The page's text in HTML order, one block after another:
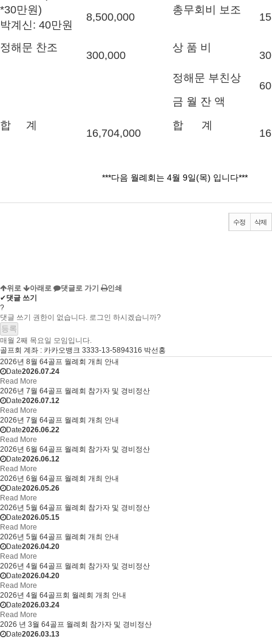
*30만원)
박계신: 40만원
8,500,000
총무회비 보조
정해문 찬조
300,000
상 품 비
정해문 부친상
금 월 잔 액
합 계
16,704,000
합 계
***다음 월례회는 4월 9일(목) 입니다***
수정 삭제
위로 아래로 댓글로 가기
인쇄
✔댓글 쓰기
?
댓글 쓰기 권한이 없습니다. 로그인 하시겠습니까?
매월 2째 목요일 모임입니다.
골프회 계좌 : 카카오뱅크 3333-13-5894316 박선홍
2026년 8월 64골프 월례회 개최 안내
Date2026.07.24
Read More
2026년 7월 64골프 월례회 참가자 및 경비정산
Date2026.07.12
Read More
2026년 7월 64골프 월례회 개최 안내
Date2026.06.22
Read More
2026년 6월 64골프 월례회 참가자 및 경비정산
Date2026.06.12
Read More
2026년 6월 64골프 월례회 개최 안내
Date2026.05.26
Read More
2026년 5월 64골프 월례회 참가자 및 경비정산
Date2026.05.15
Read More
2026년 5월 64골프 월례회 개최 안내
Date2026.04.20
Read More
2026년 4월 64골프 월례회 참가자 및 경비정산
Date2026.04.20
Read More
2026년 4월 64골프회 월례회 개최 안내
Date2026.03.24
Read More
2026 년 3월 64골프 월례회 참가자 및 경비정산
Date2026.03.13